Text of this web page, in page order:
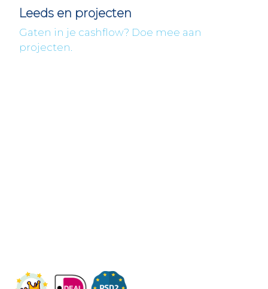
Leeds en projecten
Gaten in je cashflow? Doe mee aan
projecten.